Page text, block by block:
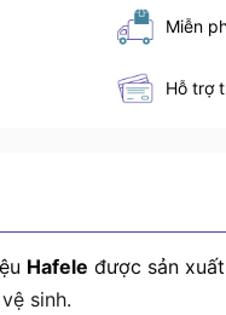
Miễn
Hỗ trợ
Hafele được sản
sinh.